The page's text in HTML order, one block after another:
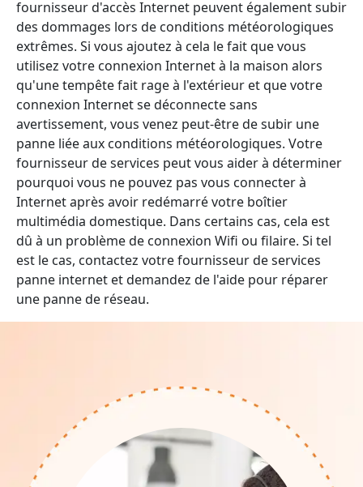
fournisseur d'accès Internet peuvent également subir
des dommages lors de conditions météorologiques
extrêmes. Si vous ajoutez à cela le fait que vous
utilisez votre connexion Internet à la maison alors
qu'une tempête fait rage à l'extérieur et que votre
connexion Internet se déconnecte sans
avertissement, vous venez peut-être de subir une
panne liée aux conditions météorologiques. Votre
fournisseur de services peut vous aider à déterminer
pourquoi vous ne pouvez pas vous connecter à
Internet après avoir redémarré votre boîtier
multimédia domestique. Dans certains cas, cela est
dû à un problème de connexion Wifi ou filaire. Si tel
est le cas, contactez votre fournisseur de services
panne internet et demandez de l'aide pour réparer
une panne de réseau.